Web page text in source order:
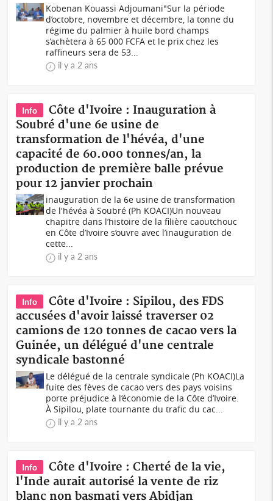
Kobenan Kouassi Adjoumani"Sur la période
d’octobre, novembre et décembre, la tonne du
régime du palmier à huile bord champs
s’achètera à 65 000 FCFA et le prix chez les
raffineurs sera de 53...
il y a 2 ans
Info
Côte d'Ivoire : Inauguration à
Soubré d'une 6e usine de
transformation de l'hévéa, d'une
capacité de 60.000 tonnes/an, la
production de première balle prévue
pour 12 janvier prochain
inauguration de la 6e usine de transformation
de l'hévéa à Soubré (Ph KOACI)Un nouveau
chapitre dans l’histoire de la filière caoutchouc
en Côte d’Ivoire s’ouvre avec l’inauguration de
cette...
il y a 2 ans
Info
Côte d'Ivoire : Sipilou, des FDS
accusées d'avoir laissé traverser 02
camions de 120 tonnes de cacao vers la
Guinée, un délégué d'une centrale
syndicale bastonné
Le délégué de la centrale syndicale (Ph KOACI)La
fuite des fèves de cacao vers des pays voisins
porte préjudice à l’économie de la Côte d’Ivoire.
À Sipilou, plate tournante du trafic du cac...
il y a 2 ans
Info
Côte d'Ivoire : Cherté de la vie,
l'Inde aurait autorisé la vente de riz
blanc non basmati vers Abidjan